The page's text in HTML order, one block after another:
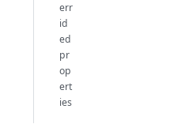
err
id
ed
pr
op
ert
ies